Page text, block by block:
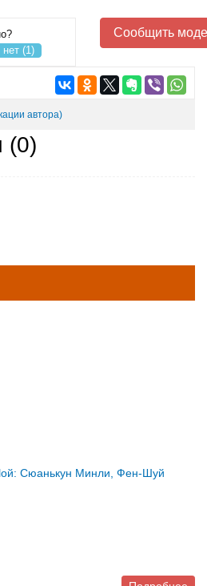
нет (1)
Сообщить
автора)
(0)
Сюанькун Минли, Фен-Шуй